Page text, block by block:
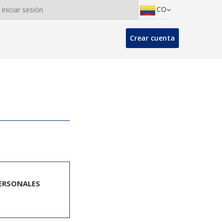
Iniciar sesión CO
Crear cuenta